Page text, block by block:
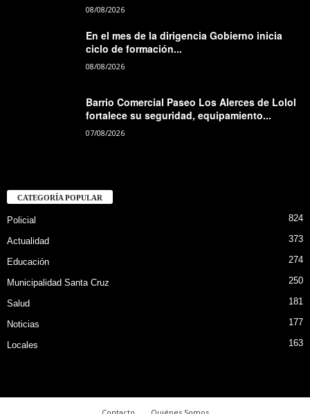
08/08/2026
En el mes de la dirigencia Gobierno inicia
ciclo de formación...
08/08/2026
Barrio Comercial Paseo Los Alerces de Lolol
fortalece su seguridad, equipamiento...
07/08/2026
CATEGORÍA POPULAR
Policial 824
Actualidad 373
Educación 274
Municipalidad Santa Cruz 250
Salud 181
Noticias 177
Locales 163